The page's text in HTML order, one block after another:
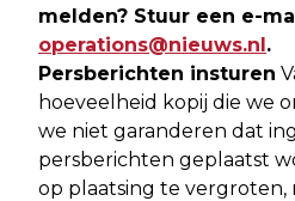
melden? Stuur een e-
operations@nieuws.nl.
Persberichten insturen
hoeveelheid kopij die we
we niet garanderen dat
persberichten geplaatst
op plaatsing te vergroten,